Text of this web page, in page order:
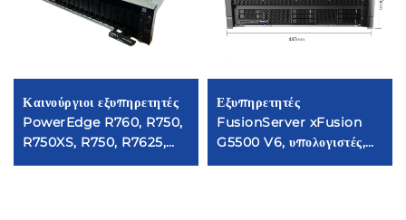
Καινούργιοι εξυπηρετητές
PowerEdge R760, R750,
R750XS, R750, R7625,
R7525 από το Shenzhen –
Εξυπηρετητές
FusionServer xFusion
G5500 V6, υπολογιστές,
εξυπηρετητές NAS,